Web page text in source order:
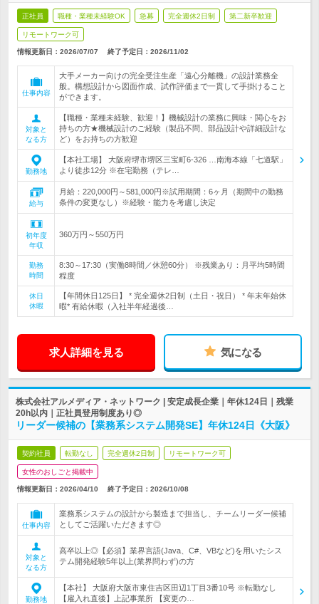
正社員 職種・業種未経験OK 急募 完全週休2日制 第二新卒歓迎
リモートワーク可
情報更新日：2026/07/07 終了予定日： 2026/11/02
仕事内容
大手メーカー向けの完全受注生産「遠心分離機」の設計業務全
般。構想設計から図面作成、試作評価まで一貫して手掛けること
ができます。
対象と
なる方
【職種・業種未経験、歓迎！】機械設計の業務に興味・関心をお
持ちの方★機械設計のご経験（製品不問、部品設計や詳細設計な
ど）をお持ちの方歓迎
勤務地
【本社工場】 大阪府堺市堺区三宝町6-326 …南海本線「七道駅」
より徒歩12分 ※在宅勤務（テレ…
給与
月給：220,000円～581,000円※試用期間：6ヶ月（期間中の勤務
条件の変更なし）※経験・能力を考慮し決定
初年度
年収
360万円～550万円
勤務
時間
8:30～17:30（実働8時間／休憩60分） ※残業あり：月平均5時間
程度
休日
休暇
【年間休日125日】 * 完全週休2日制（土日・祝日） * 年末年始休
暇* 有給休暇（入社半年経過後…
求人詳細を見る 気になる
株式会社アルメディア・ネットワーク | 安定成長企業｜年休124日｜残業
20h以内｜正社員登用制度あり◎
リーダー候補の【業務系システム開発SE】年休124日《大阪》
契約社員 転勤なし 完全週休2日制 リモートワーク可
女性のおしごと掲載中
情報更新日：2026/04/10 終了予定日： 2026/10/08
仕事内容
業務系システムの設計から製造まで担当し、チームリーダー候補
としてご活躍いただきます◎
対象と
なる方
高卒以上◎【必須】業界言語(Java、C#、VBなど)を用いたシス
テム開発経験5年以上(業界問わず)の方
勤務地
【本社】 大阪府大阪市東住吉区田辺1丁目3番10号 ※転勤なし
【雇入れ直後】上記事業所 【変更の…